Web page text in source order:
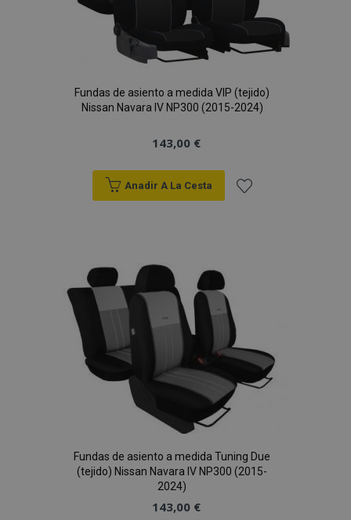
Fundas de asiento a medida VIP (tejido)
Nissan Navara IV NP300 (2015-2024)
143,00 €
Anadir A La Cesta
Deseos
Fundas de asiento a medida Tuning Due
(tejido) Nissan Navara IV NP300 (2015-
2024)
143,00 €